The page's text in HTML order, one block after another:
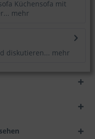
Küchensofa mit
mehr
diskutieren... mehr